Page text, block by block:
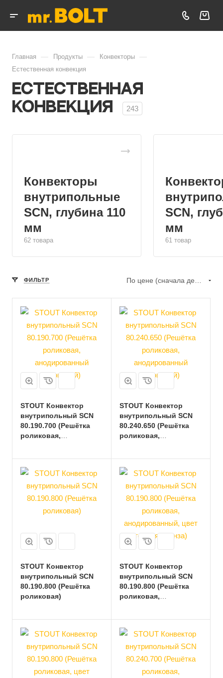
Главная — Продукты — Конвекторы —
Естественная конвекция
Естественная
конвекция
243
Конвекторы
внутрипольные
SCN, глубина 110
мм
62 товара
SCN,
мм
61 товар
ФИЛЬТР
STOUT Конвектор
внутрипольный SCN
80.190.700 (Решётка
роликовая,
STOUT Конвектор
внутрипольный SCN
80.240.650 (Решётка
роликовая,
STOUT Конвектор
внутрипольный SCN
80.190.800 (Решётка
роликовая)
STOUT Конвектор
внутрипольный SCN
80.190.800 (Решётка
роликовая,